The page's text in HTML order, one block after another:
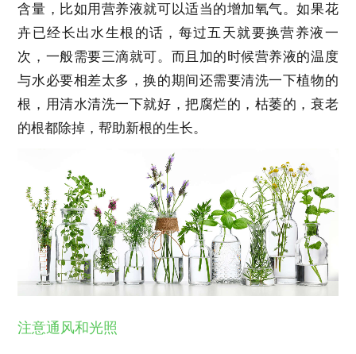
含量，比如用营养液就可以适当的增加氧气。如果花
卉已经长出水生根的话，每过五天就要换营养液一
次，一般需要三滴就可。而且加的时候营养液的温度
与水必要相差太多，换的期间还需要清洗一下植物的
根，用清水清洗一下就好，把腐烂的，枯萎的，衰老
的根都除掉，帮助新根的生长。
注意通风和光照